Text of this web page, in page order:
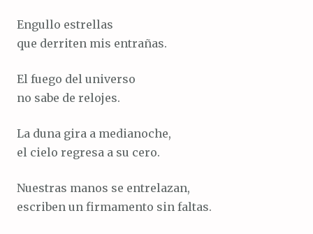
Engullo estrellas
que derriten mis entrañas.
El fuego del universo
no sabe de relojes.
La duna gira a medianoche,
el cielo regresa a su cero.
Nuestras manos se entrelazan,
escriben un firmamento sin faltas.